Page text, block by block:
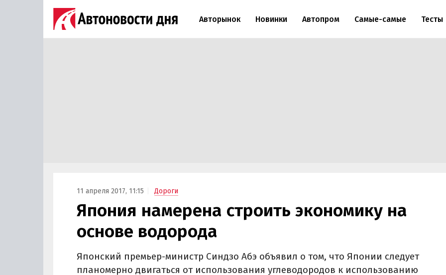
Авторынок Новинки Автопром Самые-самые Тесты
11 апреля 2017, 11:15 Дороги
Япония намерена строить экономику на
основе водорода
Японский премьер-министр Синдзо Абэ объявил о том, что Японии следует
планомерно двигаться от использования углеводородов к использованию